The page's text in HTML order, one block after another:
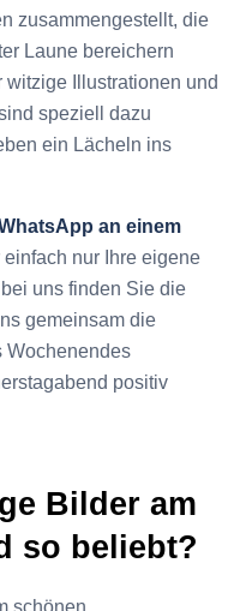
zusammengestellt, die
Laune bereichern
Illustrationen und
speziell dazu
ein Lächeln ins
an einem
nur Ihre eigene
uns finden Sie die
gemeinsam die
Wochenendes
positiv
Bilder am
so beliebt?
schönen